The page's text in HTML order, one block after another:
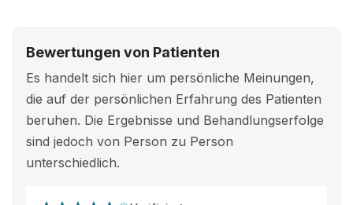
Bewertungen von Patienten
Es handelt sich hier um persönliche Meinungen,
die auf der persönlichen Erfahrung des Patienten
beruhen. Die Ergebnisse und Behandlungserfolge
sind jedoch von Person zu Person
unterschiedlich.